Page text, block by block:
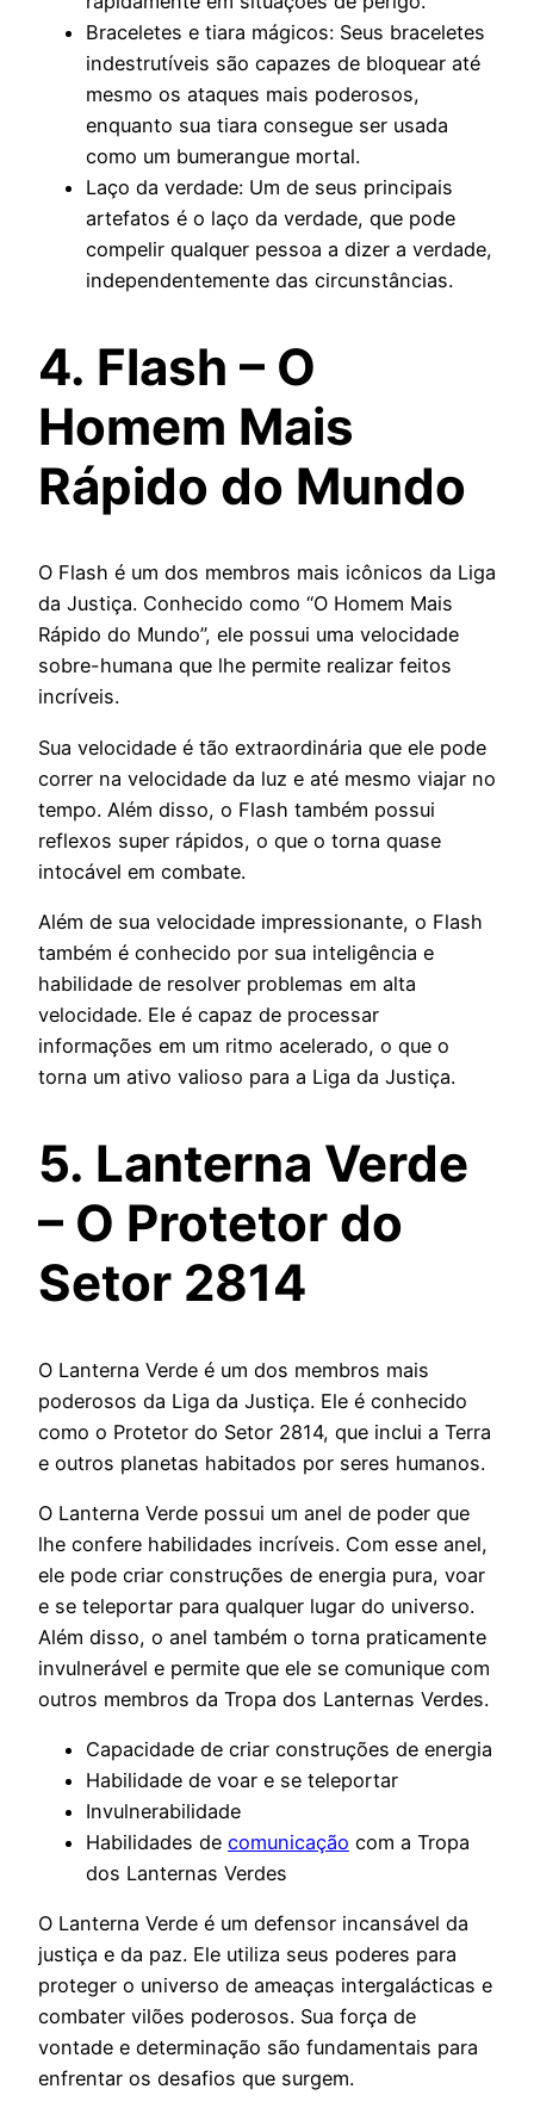
Braceletes e tiara mágicos: Seus braceletes
indestrutíveis são capazes de bloquear até
mesmo os ataques mais poderosos,
enquanto sua tiara consegue ser usada
como um bumerangue mortal.
Laço da verdade: Um de seus principais
artefatos é o laço da verdade, que pode
compelir qualquer pessoa a dizer a verdade,
independentemente das circunstâncias.
4. Flash – O
Homem Mais
Rápido do Mundo
O Flash é um dos membros mais icônicos da Liga
da Justiça. Conhecido como “O Homem Mais
Rápido do Mundo”, ele possui uma velocidade
sobre-humana que lhe permite realizar feitos
incríveis.
Sua velocidade é tão extraordinária que ele pode
correr na velocidade da luz e até mesmo viajar no
tempo. Além disso, o Flash também possui
reflexos super rápidos, o que o torna quase
intocável em combate.
Além de sua velocidade impressionante, o Flash
também é conhecido por sua inteligência e
habilidade de resolver problemas em alta
velocidade. Ele é capaz de processar
informações em um ritmo acelerado, o que o
torna um ativo valioso para a Liga da Justiça.
5. Lanterna Verde
– O Protetor do
Setor 2814
O Lanterna Verde é um dos membros mais
poderosos da Liga da Justiça. Ele é conhecido
como o Protetor do Setor 2814, que inclui a Terra
e outros planetas habitados por seres humanos.
O Lanterna Verde possui um anel de poder que
lhe confere habilidades incríveis. Com esse anel,
ele pode criar construções de energia pura, voar
e se teleportar para qualquer lugar do universo.
Além disso, o anel também o torna praticamente
invulnerável e permite que ele se comunique com
outros membros da Tropa dos Lanternas Verdes.
Capacidade de criar construções de energia
Habilidade de voar e se teleportar
Invulnerabilidade
Habilidades de comunicação com a Tropa
dos Lanternas Verdes
O Lanterna Verde é um defensor incansável da
justiça e da paz. Ele utiliza seus poderes para
proteger o universo de ameaças intergalácticas e
combater vilões poderosos. Sua força de
vontade e determinação são fundamentais para
enfrentar os desafios que surgem.